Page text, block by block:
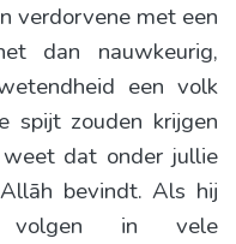
verdorvene met een
dan nauwkeurig,
een volk
spijt zouden krijgen
weet dat onder jullie
bevindt. Als hij
volgen in vele